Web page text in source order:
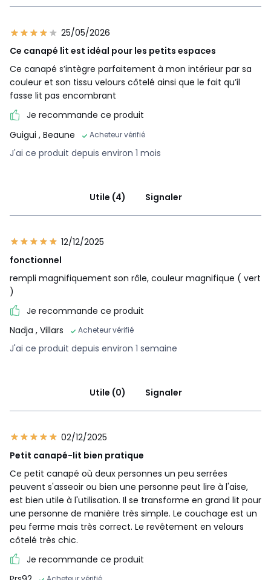
25/05/2026
Ce canapé lit est idéal pour les petits espaces
Ce canapé s’intègre parfaitement à mon intérieur par sa
couleur et son tissu velours côtelé ainsi que le fait qu’il
fasse lit pas encombrant
Je recommande ce produit
Guigui , Beaune Acheteur vérifié
J'ai ce produit depuis environ 1 mois
Utile (4) Signaler
12/12/2025
fonctionnel
rempli magnifiquement son rôle, couleur magnifique ( vert
)
Je recommande ce produit
Nadja , Villars Acheteur vérifié
J'ai ce produit depuis environ 1 semaine
Utile (0) Signaler
02/12/2025
Petit canapé-lit bien pratique
Ce petit canapé où deux personnes un peu serrées
peuvent s'asseoir ou bien une personne peut lire à l'aise,
est bien utile à l'utilisation. Il se transforme en grand lit pour
une personne de manière très simple. Le couchage est un
peu ferme mais très correct. Le revêtement en velours
côtelé très chic.
Je recommande ce produit